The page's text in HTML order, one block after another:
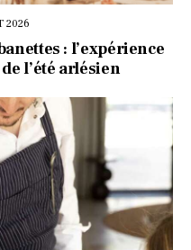
2026
: l’expérience
l’été arlésien